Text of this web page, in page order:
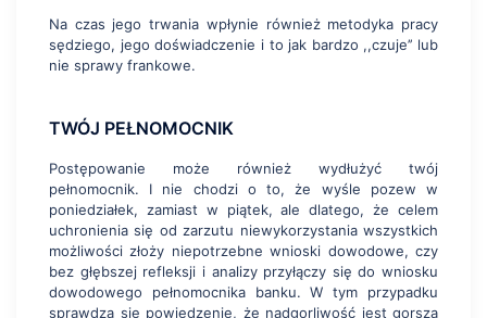
Na czas jego trwania wpłynie również metodyka pracy
sędziego, jego doświadczenie i to jak bardzo ,,czuje’’ lub
nie sprawy frankowe.
TWÓJ PEŁNOMOCNIK
Postępowanie może również wydłużyć twój
pełnomocnik. I nie chodzi o to, że wyśle pozew w
poniedziałek, zamiast w piątek, ale dlatego, że celem
uchronienia się od zarzutu niewykorzystania wszystkich
możliwości złoży niepotrzebne wnioski dowodowe, czy
bez głębszej refleksji i analizy przyłączy się do wniosku
dowodowego pełnomocnika banku. W tym przypadku
sprawdza się powiedzenie, że nadgorliwość jest gorsza